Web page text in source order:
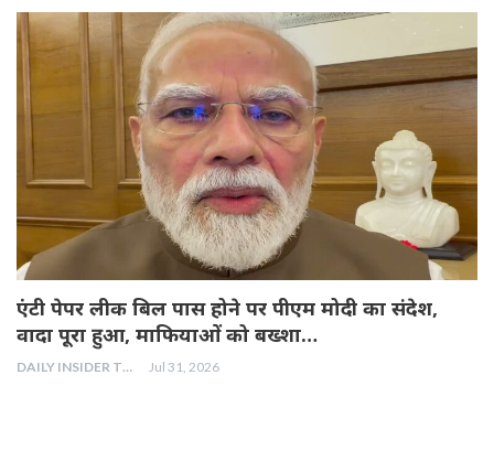
एंटी पेपर लीक बिल पास होने पर पीएम मोदी का संदेश,
वादा पूरा हुआ, माफियाओं को बख्शा…
DAILY INSIDER TEAM Jul 31, 2026